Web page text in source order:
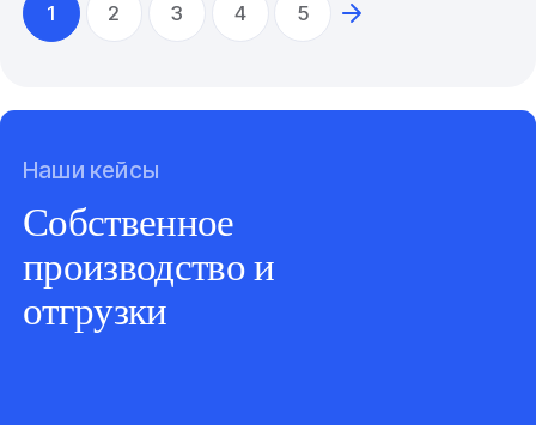
1 2 3 4 5
Наши кейсы
Собственное
производство и
отгрузки